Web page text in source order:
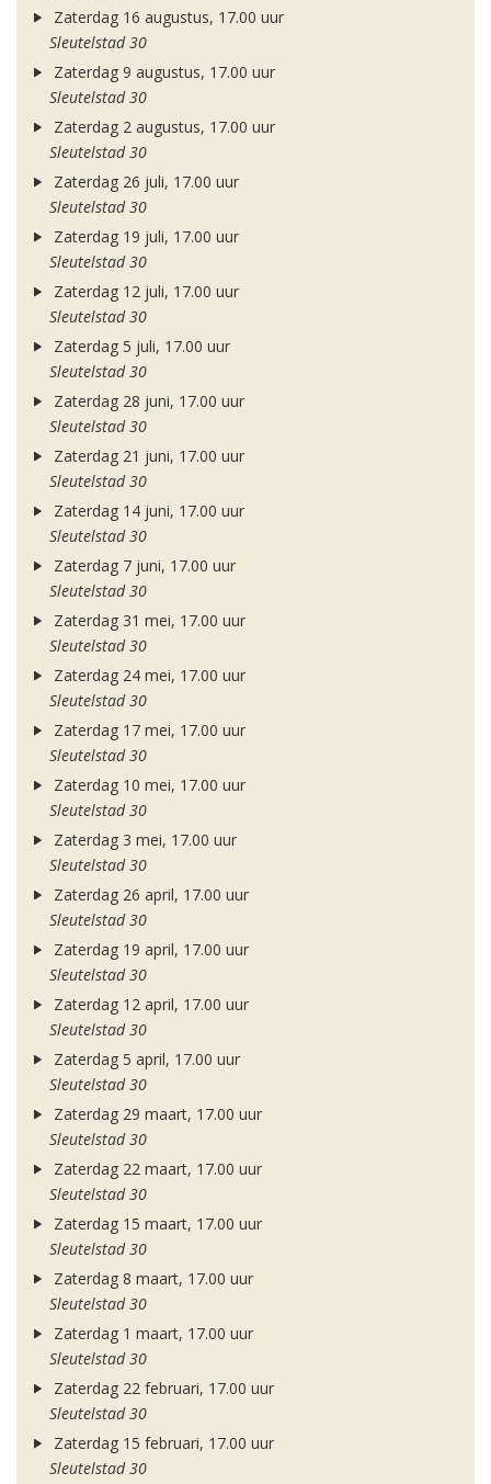
Zaterdag 16 augustus, 17.00 uur
Sleutelstad 30
Zaterdag 9 augustus, 17.00 uur
Sleutelstad 30
Zaterdag 2 augustus, 17.00 uur
Sleutelstad 30
Zaterdag 26 juli, 17.00 uur
Sleutelstad 30
Zaterdag 19 juli, 17.00 uur
Sleutelstad 30
Zaterdag 12 juli, 17.00 uur
Sleutelstad 30
Zaterdag 5 juli, 17.00 uur
Sleutelstad 30
Zaterdag 28 juni, 17.00 uur
Sleutelstad 30
Zaterdag 21 juni, 17.00 uur
Sleutelstad 30
Zaterdag 14 juni, 17.00 uur
Sleutelstad 30
Zaterdag 7 juni, 17.00 uur
Sleutelstad 30
Zaterdag 31 mei, 17.00 uur
Sleutelstad 30
Zaterdag 24 mei, 17.00 uur
Sleutelstad 30
Zaterdag 17 mei, 17.00 uur
Sleutelstad 30
Zaterdag 10 mei, 17.00 uur
Sleutelstad 30
Zaterdag 3 mei, 17.00 uur
Sleutelstad 30
Zaterdag 26 april, 17.00 uur
Sleutelstad 30
Zaterdag 19 april, 17.00 uur
Sleutelstad 30
Zaterdag 12 april, 17.00 uur
Sleutelstad 30
Zaterdag 5 april, 17.00 uur
Sleutelstad 30
Zaterdag 29 maart, 17.00 uur
Sleutelstad 30
Zaterdag 22 maart, 17.00 uur
Sleutelstad 30
Zaterdag 15 maart, 17.00 uur
Sleutelstad 30
Zaterdag 8 maart, 17.00 uur
Sleutelstad 30
Zaterdag 1 maart, 17.00 uur
Sleutelstad 30
Zaterdag 22 februari, 17.00 uur
Sleutelstad 30
Zaterdag 15 februari, 17.00 uur
Sleutelstad 30